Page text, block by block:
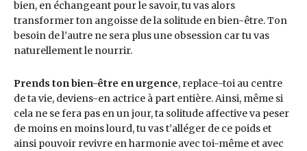
bien, en échangeant pour le savoir, tu vas alors
transformer ton angoisse de la solitude en bien-être. Ton
besoin de l’autre ne sera plus une obsession car tu vas
naturellement le nourrir.
Prends ton bien-être en urgence, replace-toi au centre
de ta vie, deviens-en actrice à part entière. Ainsi, même si
cela ne se fera pas en un jour, ta solitude affective va peser
de moins en moins lourd, tu vas t’alléger de ce poids et
ainsi pouvoir revivre en harmonie avec toi-même et avec